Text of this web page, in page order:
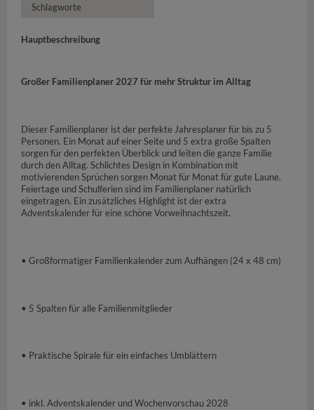
Schlagworte
Hauptbeschreibung
Großer Familienplaner 2027 für mehr Struktur im Alltag
Dieser Familienplaner ist der perfekte Jahresplaner für bis zu 5
Personen. Ein Monat auf einer Seite und 5 extra große Spalten
sorgen für den perfekten Überblick und leiten die ganze Familie
durch den Alltag. Schlichtes Design in Kombination mit
motivierenden Sprüchen sorgen Monat für Monat für gute Laune.
Feiertage und Schulferien sind im Familienplaner natürlich
eingetragen. Ein zusätzliches Highlight ist der extra
Adventskalender für eine schöne Vorweihnachtszeit.
• Großformatiger Familienkalender zum Aufhängen (24 x 48 cm)
• 5 Spalten für alle Familienmitglieder
• Praktische Spirale für ein einfaches Umblättern
• inkl. Adventskalender und Wochenvorschau 2028